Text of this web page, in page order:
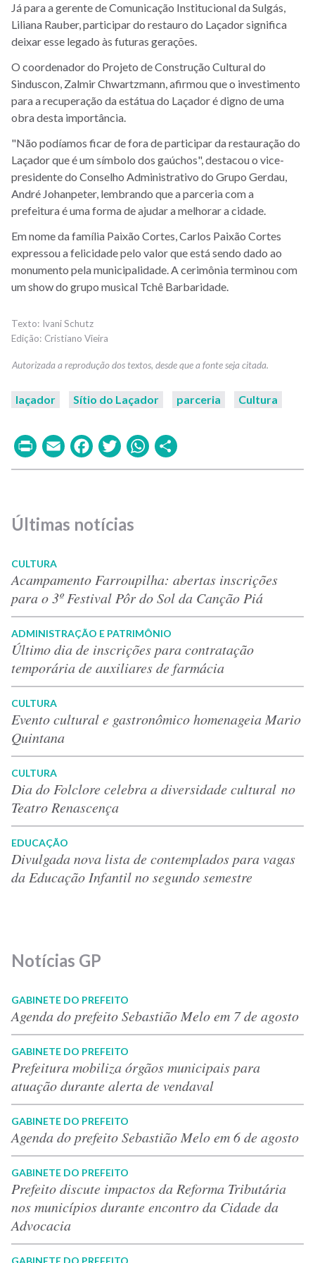
Já para a gerente de Comunicação Institucional da Sulgás,
Liliana Rauber, participar do restauro do Laçador significa
deixar esse legado às futuras gerações.
O coordenador do Projeto de Construção Cultural do
Sinduscon, Zalmir Chwartzmann, afirmou que o investimento
para a recuperação da estátua do Laçador é digno de uma
obra desta importância.
"Não podíamos ficar de fora de participar da restauração do
Laçador que é um símbolo dos gaúchos", destacou o vice-
presidente do Conselho Administrativo do Grupo Gerdau,
André Johanpeter, lembrando que a parceria com a
prefeitura é uma forma de ajudar a melhorar a cidade.
Em nome da família Paixão Cortes, Carlos Paixão Cortes
expressou a felicidade pelo valor que está sendo dado ao
monumento pela municipalidade. A cerimônia terminou com
um show do grupo musical Tchê Barbaridade.
Ivani Schutz
Cristiano Vieira
laçador Sítio do Laçador parceria Cultura
PrintEmailFacebook
TwitterWhatsApp
Últimas notícias
CULTURA
Acampamento Farroupilha: abertas inscrições
para o 3º Festival Pôr do Sol da Canção Piá
ADMINISTRAÇÃO E PATRIMÔNIO
Último dia de inscrições para contratação
temporária de auxiliares de farmácia
CULTURA
Evento cultural e gastronômico homenageia Mario
Quintana
CULTURA
Dia do Folclore celebra a diversidade cultural no
Teatro Renascença
EDUCAÇÃO
Divulgada nova lista de contemplados para vagas
da Educação Infantil no segundo semestre
Notícias GP
GABINETE DO PREFEITO
Agenda do prefeito Sebastião Melo em 7 de agosto
GABINETE DO PREFEITO
Prefeitura mobiliza órgãos municipais para
atuação durante alerta de vendaval
GABINETE DO PREFEITO
Agenda do prefeito Sebastião Melo em 6 de agosto
GABINETE DO PREFEITO
Prefeito discute impactos da Reforma Tributária
nos municípios durante encontro da Cidade da
Advocacia